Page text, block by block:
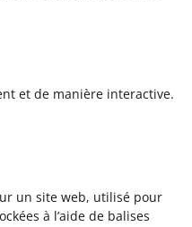
et de manière interactive.
un site web, utilisé pour
à l’aide de balises